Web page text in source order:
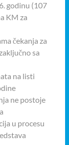
godinu (107
KM za
čekanja za
sa
na listi
ne postoje
u procesu